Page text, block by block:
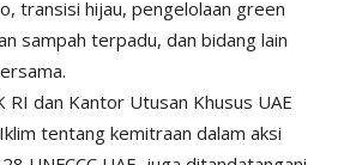
transisi hijau, pengelolaan green
sampah terpadu, dan bidang lain
RI dan Kantor Utusan Khusus UAE
tentang kemitraan dalam aksi